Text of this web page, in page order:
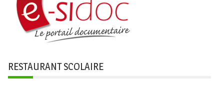
RESTAURANT SCOLAIRE